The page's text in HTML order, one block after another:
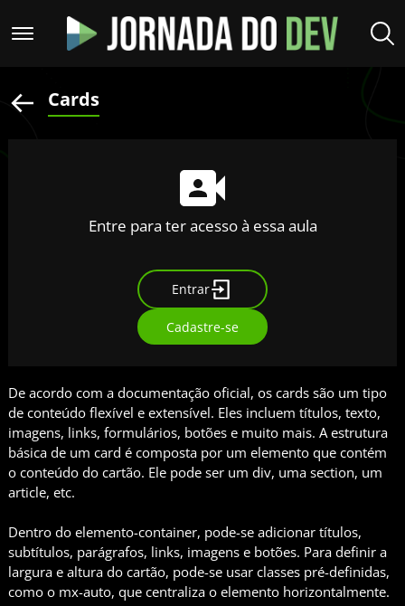
Cards
Entre para ter acesso à essa aula
Entrar
Cadastre-se
De acordo com a documentação oficial, os cards são um tipo
de conteúdo flexível e extensível. Eles incluem títulos, texto,
imagens, links, formulários, botões e muito mais. A estrutura
básica de um card é composta por um elemento que contém
o conteúdo do cartão. Ele pode ser um div, uma section, um
article, etc.
Dentro do elemento-container, pode-se adicionar títulos,
subtítulos, parágrafos, links, imagens e botões. Para definir a
largura e altura do cartão, pode-se usar classes pré-definidas,
como o mx-auto, que centraliza o elemento horizontalmente.